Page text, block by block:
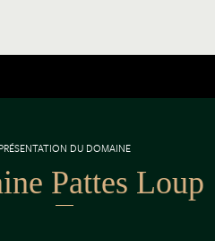
PRÉSENTATION DU DOMAINE
Pattes Loup